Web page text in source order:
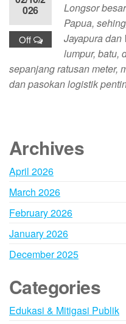
026
Off
Longsor
Papua,
Jayapura dan
lumpur, batu,
sepanjang ratusan meter,
dan pasokan logistik
Archives
April 2026
March 2026
February 2026
January 2026
December 2025
Categories
Edukasi & Mitigasi Publik